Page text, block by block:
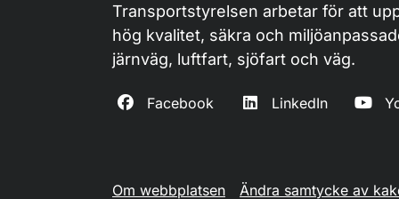
Transportstyrelsen arbetar för att
hög kvalitet, säkra och
järnväg, luftfart, sjöfart och väg.
Facebook LinkedIn
Om webbplatsen Ändra samtycke av